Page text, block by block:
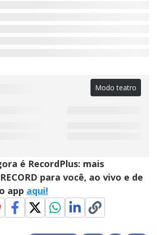
Modo teatro
é RecordPlus: mais
para você, ao vivo e de
app aqui!